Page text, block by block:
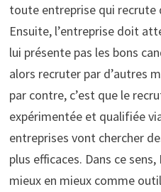
toute entreprise qui recrute
Ensuite, l’entreprise doit
lui présente pas les bons
alors recruter par d’autres
par contre, c’est que le
expérimentée et qualifiée
entreprises vont chercher
plus efficaces. Dans ce
mieux en mieux comme